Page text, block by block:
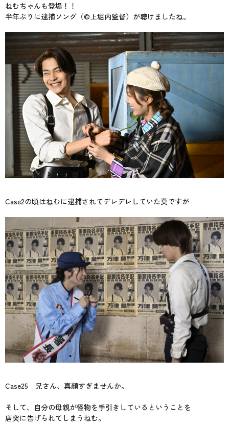
ねむちゃんも登場！！
半年ぶりに逮捕ソング（©︎上堀内監督）が聴けましたね。
Case2の頃はねむに逮捕されてデレデレしていた莫ですが
Case25 兄さん、真顔すぎませんか。
そして、自分の母親が怪物を手引きしているということを
唐突に告げられてしまうねむ。